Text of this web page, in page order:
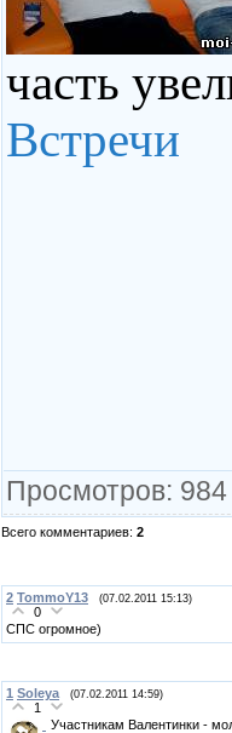
часть
Встречи
Просмотров:
Всего комментариев: 2
2 TommoY13 (07.02.2011 15:13)
0
СПС огромное)
1 Soleya (07.02.2011 14:59)
1
Участникам Валентинки -